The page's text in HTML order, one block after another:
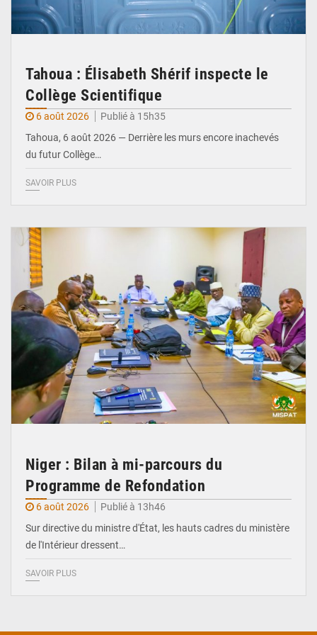
Tahoua : Élisabeth Shérif inspecte le
Collège Scientifique
6 août 2026
Publié à 15h35
Tahoua, 6 août 2026 — Derrière les murs encore inachevés
du futur Collège…
SAVOIR PLUS
Niger : Bilan à mi-parcours du
Programme de Refondation
6 août 2026
Publié à 13h46
Sur directive du ministre d'État, les hauts cadres du ministère
de l'Intérieur dressent…
SAVOIR PLUS